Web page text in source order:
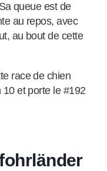
queue est de
au repos, avec
au bout de cette
race de chien
et porte le #192